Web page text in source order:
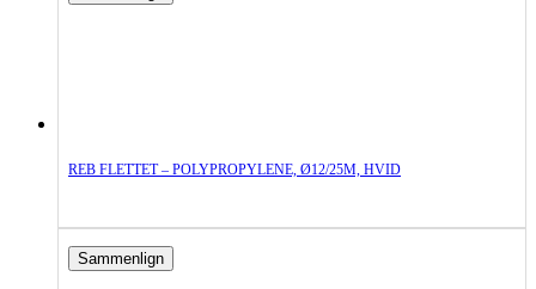
REB FLETTET – POLYPROPYLENE, Ø12/25M, HVID
Sammenlign